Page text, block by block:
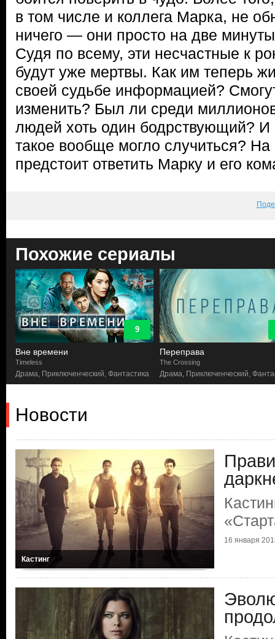
в том числе и коллега Марка, не
ничего — они просто на две
Судя по всему, эти несчастные к
будут уже мертвы. Как им теперь
своей судьбе информацией?
изменить? Был ли среди
людей хоть один бодрствующий? И
такое вообще могло случиться? На
предстоит ответить Марку и его
Похожие сериалы
9
Вне времени
Timeless
Драма, Приключенческий, Фантастика
Переправа
The Crossing
Драма, Приключенческий,
Новости
Кастинг
16 января